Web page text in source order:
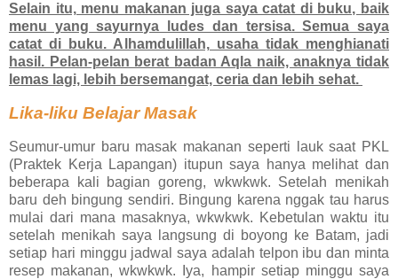
Selain itu, menu makanan juga saya catat di buku, baik
menu yang sayurnya ludes dan tersisa. Semua saya
catat di buku. Alhamdulillah, usaha tidak menghianati
hasil. Pelan-pelan berat badan Aqla naik, anaknya tidak
lemas lagi, lebih bersemangat, ceria dan lebih sehat.
Lika-liku Belajar Masak
Seumur-umur baru masak makanan seperti lauk saat PKL
(Praktek Kerja Lapangan) itupun saya hanya melihat dan
beberapa kali bagian goreng, wkwkwk. Setelah menikah
baru deh bingung sendiri. Bingung karena nggak tau harus
mulai dari mana masaknya, wkwkwk. Kebetulan waktu itu
setelah menikah saya langsung di boyong ke Batam, jadi
setiap hari minggu jadwal saya adalah telpon ibu dan minta
resep makanan, wkwkwk. Iya, hampir setiap minggu saya